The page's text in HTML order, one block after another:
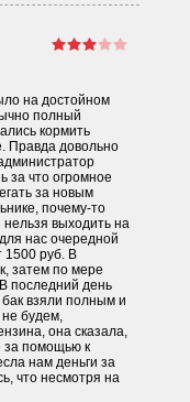
на достойном
полный
кормить
Правда довольно
за что огромное
за новым
почему-то
выходить на
нас очередной
1500 руб. В
затем по мере
последний день
взяли полным и
не будем,
она сказала,
за помощью к
нам деньги за
что несмотря на